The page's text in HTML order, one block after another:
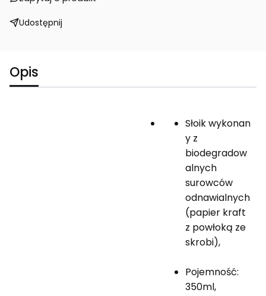
Udostępnij
Opis
Słoik wykonan
y z
biodegradow
alnych
surowców
odnawialnych
(papier kraft
z powłoką ze
skrobi),
Pojemność:
350ml,